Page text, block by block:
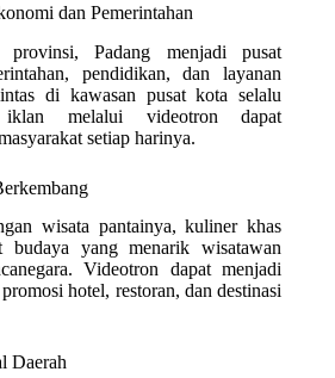
dan Pemerintahan
Padang menjadi pusat
pendidikan, dan layanan
di kawasan pusat kota selalu
iklan melalui videotron dapat
setiap harinya.
wisata pantainya, kuliner khas
budaya yang menarik wisatawan
Videotron dapat menjadi
hotel, restoran, dan destinasi
Daerah